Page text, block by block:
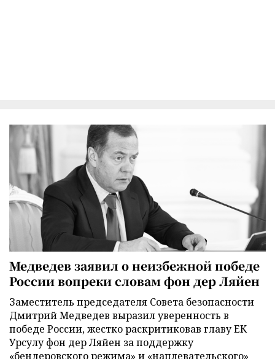
Медведев заявил о неизбежной победе
России вопреки словам фон дер Ляйен
Заместитель председателя Совета безопасности
Дмитрий Медведев выразил уверенность в
победе России, жестко раскритиковав главу ЕК
Урсулу фон дер Ляйен за поддержку
«бендеровского режима» и «наплевательского»